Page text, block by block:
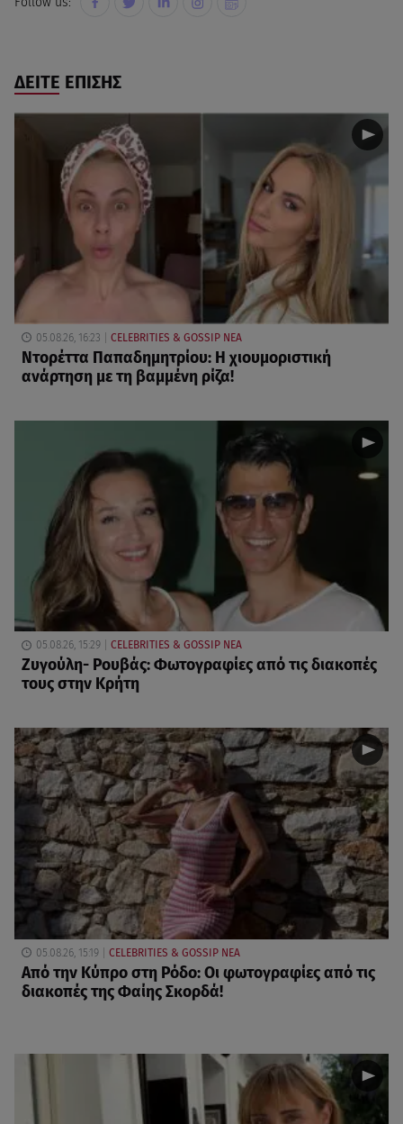
ΔΕΙΤΕ ΕΠΙΣΗΣ
05.08.26, 16:23 CELEBRITIES & GOSSIP ΝΕΑ
Ντορέττα Παπαδημητρίου: Η χιουμοριστική
ανάρτηση με τη βαμμένη ρίζα!
05.08.26, 15:29 CELEBRITIES & GOSSIP ΝΕΑ
Ζυγούλη- Ρουβάς: Φωτογραφίες από τις διακοπές
τους στην Κρήτη
05.08.26, 15:19 CELEBRITIES & GOSSIP ΝΕΑ
Από την Κύπρο στη Ρόδο: Οι φωτογραφίες από τις
διακοπές της Φαίης Σκορδά!